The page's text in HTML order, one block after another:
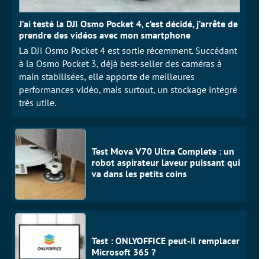
J’ai testé la DJI Osmo Pocket 4, c’est décidé, j’arrête de
prendre des vidéos avec mon smartphone
La DJI Osmo Pocket 4 est sortie récemment. Succédant
à la Osmo Pocket 3, déjà best-seller des caméras à
main stabilisées, elle apporte de meilleures
performances vidéo, mais surtout, un stockage intégré
très utile.
Test Mova V70 Ultra Complete : un
robot aspirateur laveur puissant qui
va dans les petits coins
Test : ONLYOFFICE peut-il remplacer
Microsoft 365 ?